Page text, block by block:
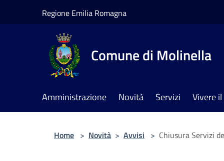
Regione Emilia Romagna
Comune di Molinella
Amministrazione Novità Servizi Vivere
Home > Novità > Avvisi > Chiusura Servizi